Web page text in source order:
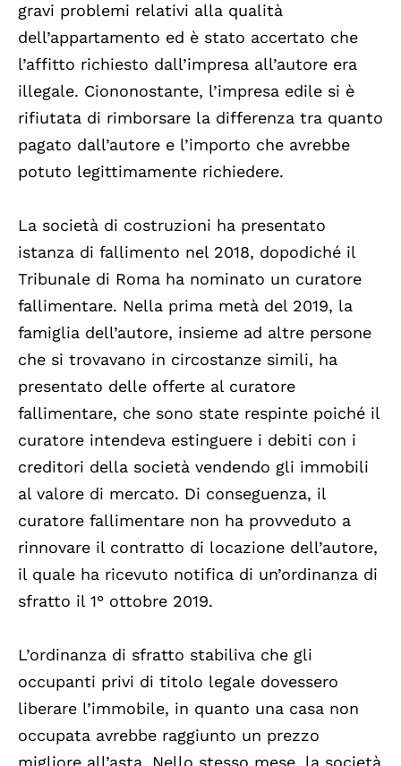
gravi problemi relativi alla qualità
dell’appartamento ed è stato accertato che
l’affitto richiesto dall’impresa all’autore era
illegale. Ciononostante, l’impresa edile si è
rifiutata di rimborsare la differenza tra quanto
pagato dall’autore e l’importo che avrebbe
potuto legittimamente richiedere.
La società di costruzioni ha presentato
istanza di fallimento nel 2018, dopodiché il
Tribunale di Roma ha nominato un curatore
fallimentare. Nella prima metà del 2019, la
famiglia dell’autore, insieme ad altre persone
che si trovavano in circostanze simili, ha
presentato delle offerte al curatore
fallimentare, che sono state respinte poiché il
curatore intendeva estinguere i debiti con i
creditori della società vendendo gli immobili
al valore di mercato. Di conseguenza, il
curatore fallimentare non ha provveduto a
rinnovare il contratto di locazione dell’autore,
il quale ha ricevuto notifica di un’ordinanza di
sfratto il 1° ottobre 2019.
L’ordinanza di sfratto stabiliva che gli
occupanti privi di titolo legale dovessero
liberare l’immobile, in quanto una casa non
occupata avrebbe raggiunto un prezzo
migliore all’asta. Nello stesso mese, la società